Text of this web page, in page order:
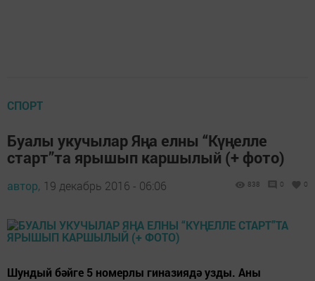
СПОРТ
Буалы укучылар Яңа елны “Күңелле
старт”та ярышып каршылый (+ фото)
автор, 19 декабрь 2016 - 06:06 838 0 0
Шундый бәйге 5 номерлы гиназиядә узды. Аны